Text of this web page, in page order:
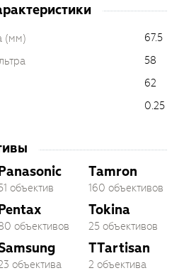
(мм)
67.5
58
62
0.25
объектив
объективов
объектива
Tamron
160 объективов
Tokina
25 объективов
TTartisan
2 объектива